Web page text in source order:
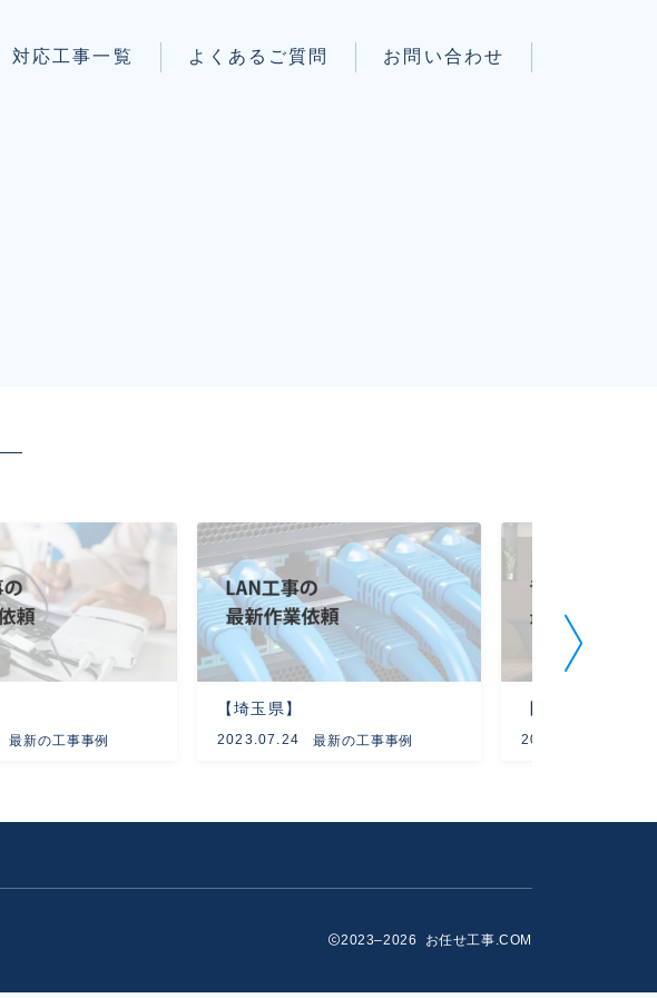
対応工事一覧 よくあるご質問 お問い合わせ
最新の工事事例
【埼玉県】
2023.07.24 最新の工事事例 2023.05.25
2023–2026 お任せ工事.COM